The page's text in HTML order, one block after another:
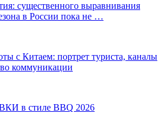
существенного выравнивания
в России пока не …
с Китаем: портрет туриста, каналы
коммуникации
в стиле BBQ 2026